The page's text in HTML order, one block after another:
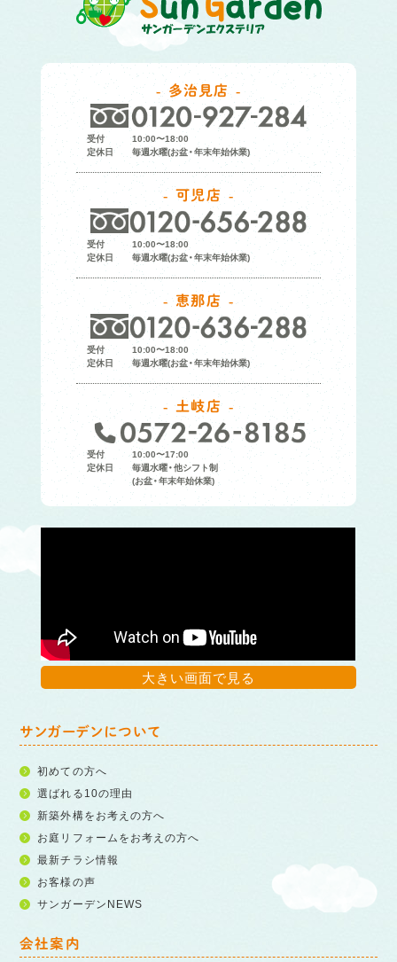
多治見店
受付
10:00〜18:00
定休日
毎週水曜(お盆・年末年始休業)
可児店
受付
10:00〜18:00
定休日
毎週水曜(お盆・年末年始休業)
恵那店
受付
10:00〜18:00
定休日
毎週水曜(お盆・年末年始休業)
土岐店
受付
10:00〜17:00
定休日
毎週水曜・他シフト制
(お盆・年末年始休業)
大きい画面で見る
サンガーデンについて
初めての方へ
選ばれる10の理由
新築外構をお考えの方へ
お庭リフォームをお考えの方へ
最新チラシ情報
お客様の声
サンガーデンNEWS
会社案内